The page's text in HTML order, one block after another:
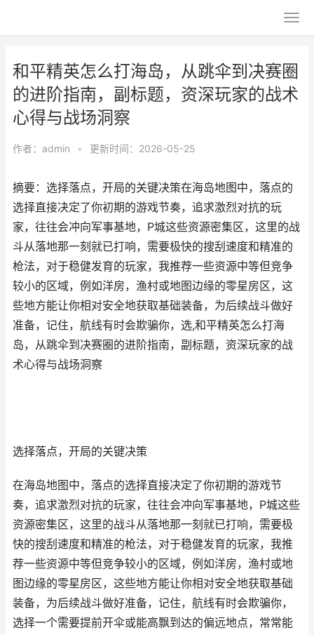
和平精英怎么打海岛，从跳伞到决赛圈
的进阶指南，副标题，资深玩家的战术
心得与战场洞察
作者： admin • 更新时间：2026-05-25
摘要：选择落点，开局的关键决策在海岛地图中，落点的
选择直接决定了你初期的游戏节奏，追求激烈对抗的玩
家，往往会冲向军事基地，P城这些资源密集区，这里的战
斗从落地那一刻就已打响，需要极快的搜刮速度和精准的
枪法，对于稳健发育的玩家，我推荐一些资源中等但竞争
较小的区域，例如洋房，渔村或地图边缘的零星房区，这
些地方能让你相对安全地获取基础装备，为后续战斗做好
准备，记住，航线有时会欺骗你，选,和平精英怎么打海
岛，从跳伞到决赛圈的进阶指南，副标题，资深玩家的战
术心得与战场洞察
选择落点，开局的关键决策
在海岛地图中，落点的选择直接决定了你初期的游戏节
奏，追求激烈对抗的玩家，往往会冲向军事基地，P城这些
资源密集区，这里的战斗从落地那一刻就已打响，需要极
快的搜刮速度和精准的枪法，对于稳健发育的玩家，我推
荐一些资源中等但竞争较小的区域，例如洋房，渔村或地
图边缘的零星房区，这些地方能让你相对安全地获取基础
装备，为后续战斗做好准备，记住，航线有时会欺骗你，
选择一个需要提前开伞或能高飘到达的偏远地点，常常能